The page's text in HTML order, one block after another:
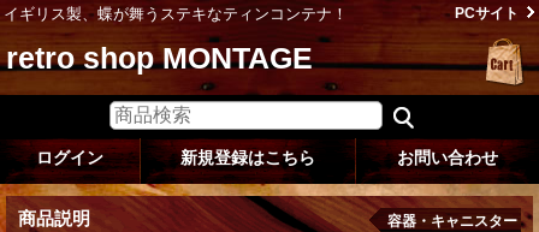
イギリス製、蝶が舞うステキなティンコンテナ！ PCサイト
retro shop MONTAGE
ログイン 新規登録はこちら お問い合わせ
商品説明 容器・キャニスター